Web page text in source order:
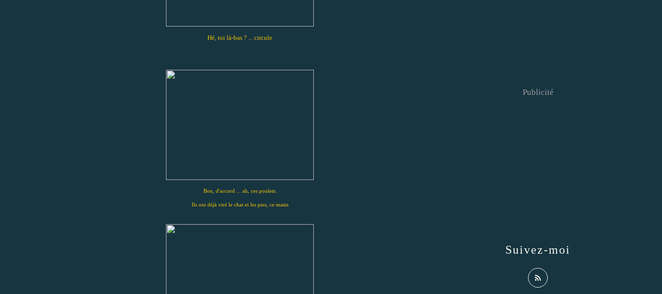
Hé, toi là-bas ? ... circule
Bon, d'accord ... ah, ces poulets.
Ils ont déjà viré le chat et les pies, ce matin
Suivez-moi
Publicité